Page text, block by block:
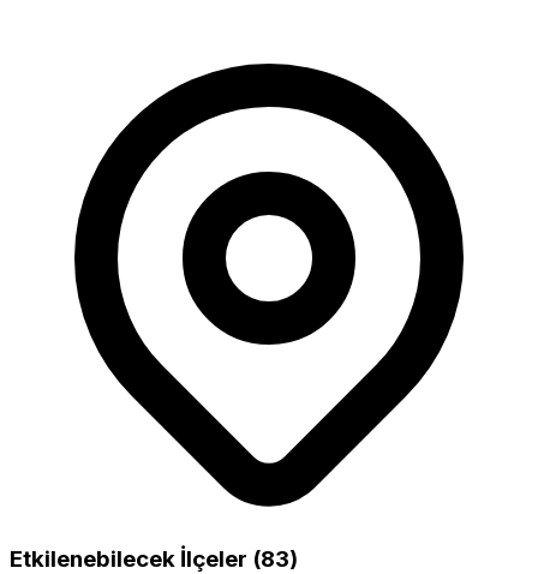
Etkilenebilecek İlçeler (83)